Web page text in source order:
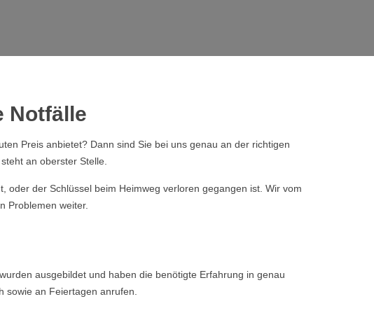
Notfälle
Preis anbietet? Dann sind Sie bei uns genau an der richtigen
an oberster Stelle.
oder der Schlüssel beim Heimweg verloren gegangen ist. Wir vom
Problemen weiter.
ausgebildet und haben die benötigte Erfahrung in genau
sowie an Feiertagen anrufen.